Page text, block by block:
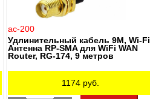
ac-200
Удлинительный кабель 9M, Wi-Fi
Антенна RP-SMA для WiFi WAN
Router, RG-174, 9 метров
1174 руб.